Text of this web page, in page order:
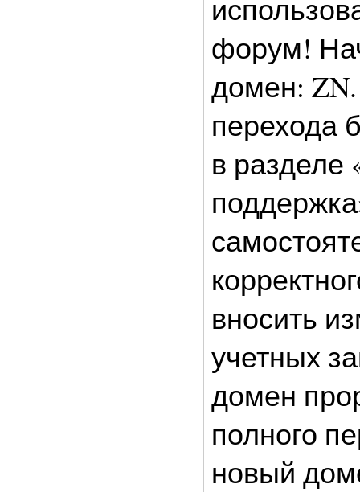
форум!
домен:
перехода
в разделе
вносить
учетных
домен
полного
новый